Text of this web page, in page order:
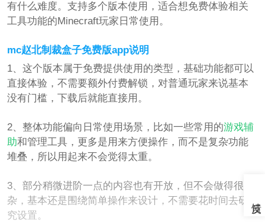
有什么难度。支持多个版本使用，适合想免费体验相关
工具功能的Minecraft玩家日常使用。
mc赵北制裁盒子免费版app说明
1、这个版本属于免费提供使用的类型，基础功能都可以
直接体验，不需要额外付费解锁，对普通玩家来说基本
没有门槛，下载后就能直接用。
2、整体功能偏向日常使用场景，比如一些常用的游戏辅
助和管理工具，更多是用来方便操作，而不是复杂功能
堆叠，所以用起来不会觉得太重。
3、部分稍微进阶一点的内容也有开放，但不会做得很复
杂，基本还是围绕简单操作来设计，不需要花时间去研
究设置。